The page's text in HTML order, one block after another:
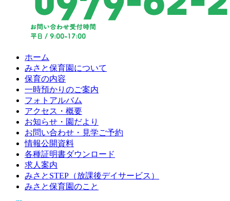
ホーム
みさと保育園について
保育の内容
一時預かりのご案内
フォトアルバム
アクセス・概要
お知らせ・園だより
お問い合わせ・見学ご予約
情報公開資料
各種証明書ダウンロード
求人案内
みさとSTEP（放課後デイサービス）
みさと保育園のこと